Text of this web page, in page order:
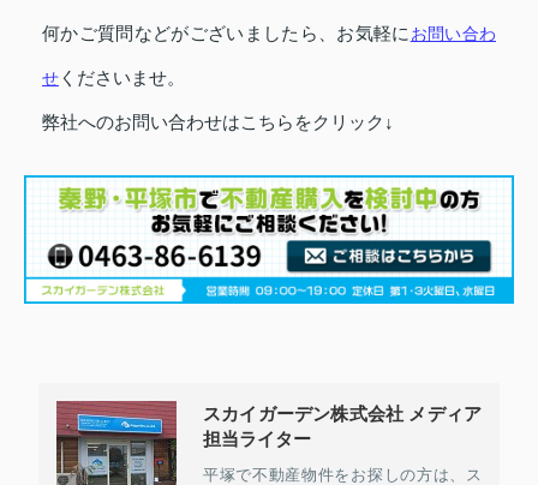
何かご質問などがございましたら、お気軽に お問い合わ
せ くださいませ。
弊社へのお問い合わせはこちらをクリック↓
スカイガーデン株式会社 メディア
担当ライター
平塚で不動産物件をお探しの方は、ス